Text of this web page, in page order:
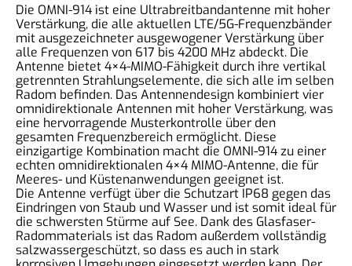
Die OMNI-914 ist eine Ultrabreitbandantenne mit hoher
Verstärkung, die alle aktuellen LTE/5G-Frequenzbänder
mit ausgezeichneter ausgewogener Verstärkung über
alle Frequenzen von 617 bis 4200 MHz abdeckt. Die
Antenne bietet 4×4-MIMO-Fähigkeit durch ihre vertikal
getrennten Strahlungselemente, die sich alle im selben
Radom befinden. Das Antennendesign kombiniert vier
omnidirektionale Antennen mit hoher Verstärkung, was
eine hervorragende Musterkontrolle über den
gesamten Frequenzbereich ermöglicht. Diese
einzigartige Kombination macht die OMNI-914 zu einer
echten omnidirektionalen 4×4 MIMO-Antenne, die für
Meeres- und Küstenanwendungen geeignet ist.
Die Antenne verfügt über die Schutzart IP68 gegen das
Eindringen von Staub und Wasser und ist somit ideal für
die schwersten Stürme auf See. Dank des Glasfaser-
Radommaterials ist das Radom außerdem vollständig
salzwassergeschützt, so dass es auch in stark